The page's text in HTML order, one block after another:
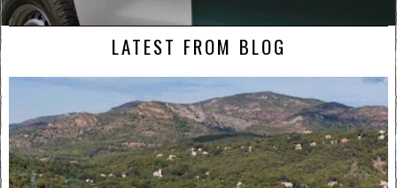
LATEST FROM BLOG